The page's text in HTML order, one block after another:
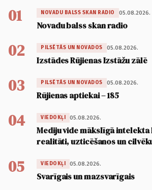
01 NOVADU BALSS SKAN RADIO 05.08.2026.
Novadu balss skan radio
02 PILSĒTĀS UN NOVADOS 05.08.2026.
Izstādes Rūjienas Izstāžu zālē
03 PILSĒTĀS UN NOVADOS 05.08.2026.
Rūjienas aptiekai – 185
04 VIEDOKĻI 05.08.2026.
Mediju vide mākslīgā
realitāti, uzticēšanos un
05 VIEDOKĻI 05.08.2026.
Svarīgais un mazsvarīgais